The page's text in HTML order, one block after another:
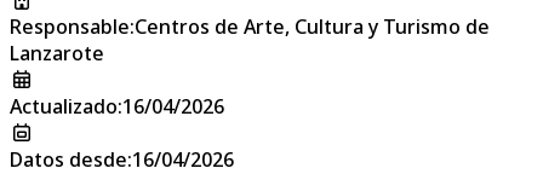
Responsable:Centros de Arte, Cultura y Turismo de
Lanzarote
Actualizado:16/04/2026
Datos desde:16/04/2026